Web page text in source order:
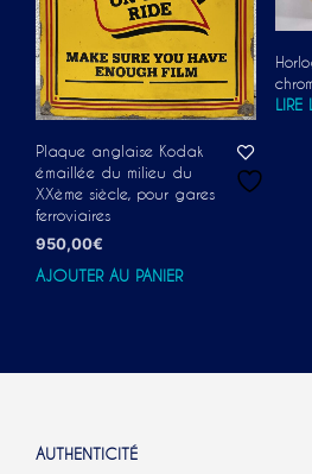
Plaque anglaise Kodak
émaillée du milieu du
XXème siècle, pour gares
ferroviaires
950,00€
AJOUTER AU PANIER
LIRE
AUTHENTICITÉ